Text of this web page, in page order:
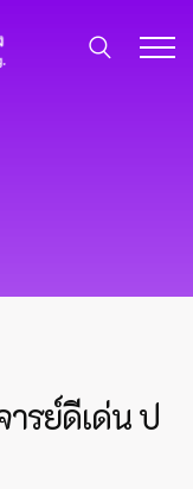
รย์ดีเด่น ป